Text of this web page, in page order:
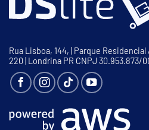
Rua Lisboa, 144, | Parque
220 | Londrina PR CNPJ 30.953.873/